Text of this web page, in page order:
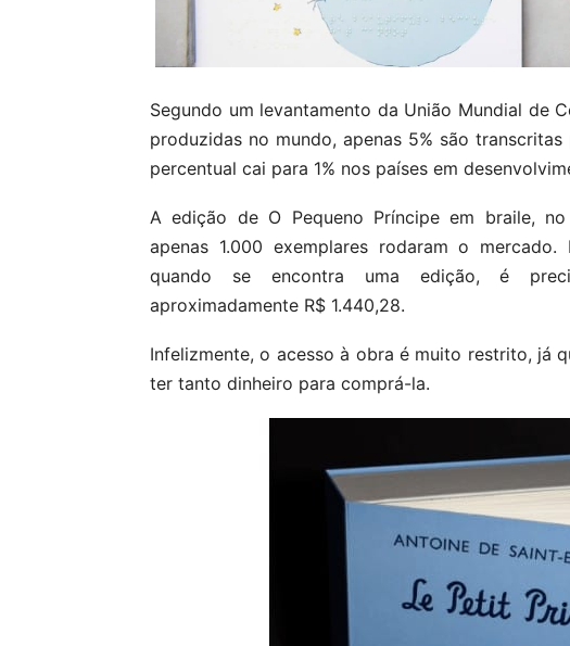
Segundo um levantamento da União Mundial de
produzidas no mundo, apenas 5% são
percentual cai para 1% nos países em
A edição de O Pequeno Príncipe em braile,
apenas 1.000 exemplares rodaram o
quando se encontra uma edição, é
aproximadamente R$ 1.440,28.
Infelizmente, o acesso à obra é muito restrito, já
ter tanto dinheiro para comprá-la.